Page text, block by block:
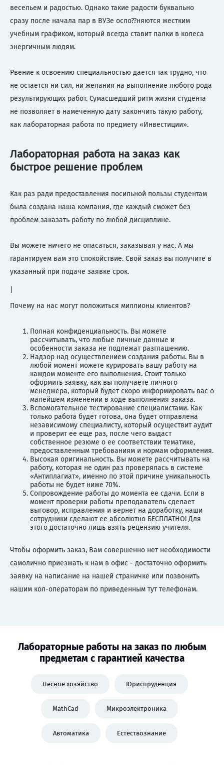
весельем и радостью. Однако такие радости буквально
сразу после начала пар в ВУЗе осло??няются жестким
учебным графиком, который всегда ставит палки в колеса
энергичным людям.
Рвение к освоению специальностью дается так трудно, что
не остается ни сил, ни желания на выполнение любого рода
результирующих работ. Сумасшедший ритм жизни студента
не позволяет в намеченную дату закончить такую работу,
как лабораторная работа по предмету «Инвестиции».
Лабораторная работа на заказ как
быстрое решение проблем
Как раз ради предоставления посильной пользы студентам
была создана наша компания, где каждый сможет без
проблем заказать работу по любой дисциплине.
Вы можете ничего не опасаться, заказывая у нас. А мы
гарантируем вам это спокойствие. Свой заказ вы получите в
указанный при подаче заявке срок.
Почему на нас могут положиться миллионы клиентов?
Полная конфиденциальность. Вы можете
рассчитывать, что любые личные данные и
особенности заказа не подлежат разглашению.
Надзор над осуществлением создания работы. Вы в
любой момент можете курировать вашу работу на
каждом моменте его выполнения. Стоит только
оформить заявку, как вы получаете личного
менеджера, который будет скоро информировать вас о
малейшем изменении в ходе выполнения заказа.
Вспомогательное тестирование специалистами. Как
только работа будет готова, она будет отправлена
независимому специалисту, который осуществит аудит
и проверит ее еще раз, после чего выдаст
собственное резюме о ее соответствии тематике,
предоставленным требованиям и нормам оформления.
Высокая оригинальность. Вы можете рассчитывать на
работу, которая не один раз проверялась в системе
«Антиплагиат», именно по этой причине уникальность
работы не будет ниже 70%.
Сопровождение работы до момента ее сдачи. Если в
момент проверки работы преподаватель сделает
выговор, исправления и вернет на доработку, наши
сотрудники сделают ее абсолютно БЕСПЛАТНО! Для
этого достаточно лишь взять рецензию учителя.
Чтобы оформить заказ, Вам совершенно нет необходимости
самолично приезжать к нам в офис - достаточно оформить
заявку на написание на нашей страничке или позвонить
нашим кол-операторам по приведенным тут телефонам.
Лабораторные работы на заказ по любым
предметам с гарантией качества
Лесное хозяйство Юриспруденция
MathCad Микроэлектроника
Автоматика Естествознание